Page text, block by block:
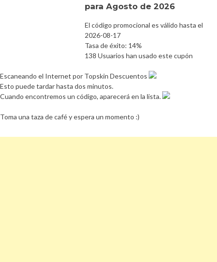
para Agosto de 2026
El código promocional es válido hasta el
2026-08-17
Tasa de éxito: 14%
138 Usuarios han usado este cupón
Escaneando el Internet por Topskin Descuentos
Esto puede tardar hasta dos minutos.
Cuando encontremos un código, aparecerá en la lista.
Toma una taza de café y espera un momento :)